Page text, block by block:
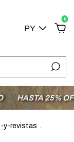
PY
0
HASTA 25% OFF
y-revistas .